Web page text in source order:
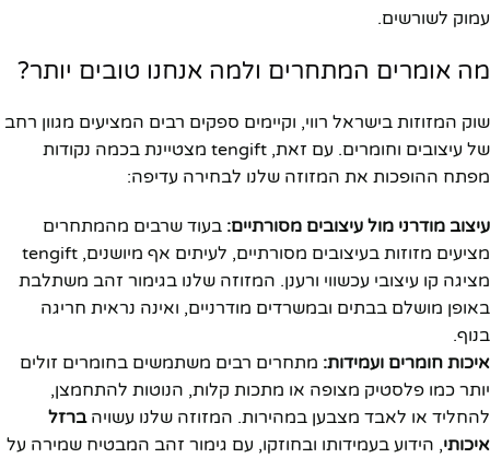
עמוק לשורשים.
מה אומרים המתחרים ולמה אנחנו טובים יותר?
שוק המזוזות בישראל רווי, וקיימים ספקים רבים המציעים מגוון רחב
של עיצובים וחומרים. עם זאת, tengift מצטיינת בכמה נקודות
מפתח ההופכות את המזוזה שלנו לבחירה עדיפה:
עיצוב מודרני מול עיצובים מסורתיים: בעוד שרבים מהמתחרים
מציעים מזוזות בעיצובים מסורתיים, לעיתים אף מיושנים, tengift
מציגה קו עיצובי עכשווי ורענן. המזוזה שלנו בגימור זהב משתלבת
באופן מושלם בבתים ובמשרדים מודרניים, ואינה נראית חריגה
בנוף.
איכות חומרים ועמידות: מתחרים רבים משתמשים בחומרים זולים
יותר כמו פלסטיק מצופה או מתכות קלות, הנוטות להתחמצן,
להחליד או לאבד מצבען במהירות. המזוזה שלנו עשויהברזל
איכותי, הידוע בעמידותו ובחוזקו, עם גימור זהב המבטיח שמירה על